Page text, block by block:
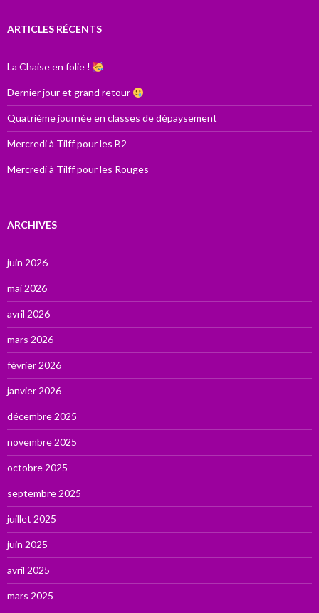
ARTICLES RÉCENTS
La Chaise en folie !
Dernier jour et grand retour
Quatrième journée en classes de dépaysement
Mercredi à Tilff pour les B2
Mercredi à Tilff pour les Rouges
ARCHIVES
juin 2026
mai 2026
avril 2026
mars 2026
février 2026
janvier 2026
décembre 2025
novembre 2025
octobre 2025
septembre 2025
juillet 2025
juin 2025
avril 2025
mars 2025